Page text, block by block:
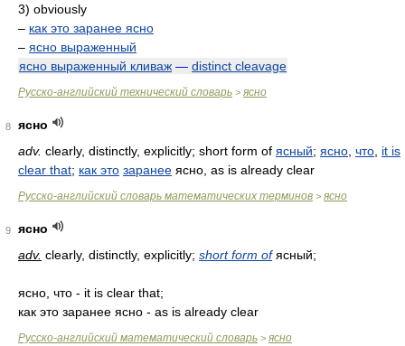
3) obviously
– как это заранее ясно
– ясно выраженный
ясно выраженный кливаж — distinct cleavage
Русско-английский технический словарь > ясно
8
ясно
adv. clearly, distinctly, explicitly; short form of ясный; ясно что it is
clear that; как это заранее ясно, as is already clear
Русско-английский словарь математических терминов > ясно
9
ясно
adv. clearly, distinctly, explicitly; short form ofясный;
ясно, что - it is clear that;
как это заранее ясно - as is already clear
Русско-английский математический словарь > ясно